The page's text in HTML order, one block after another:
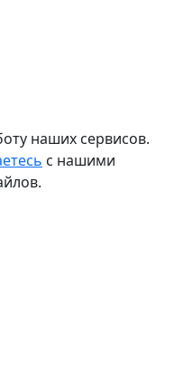
наших сервисов.
с нашими